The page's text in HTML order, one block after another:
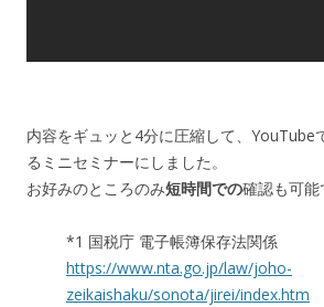
内容をギュッと4分に圧縮して、YouTube
るミニセミナーにしました。
お好みのところのみ短時間での確認も可能
*1 国税庁 電子帳簿保存法関係
https://www.nta.go.jp/law/joho-
zeikaishaku/sonota/jirei/index.htm